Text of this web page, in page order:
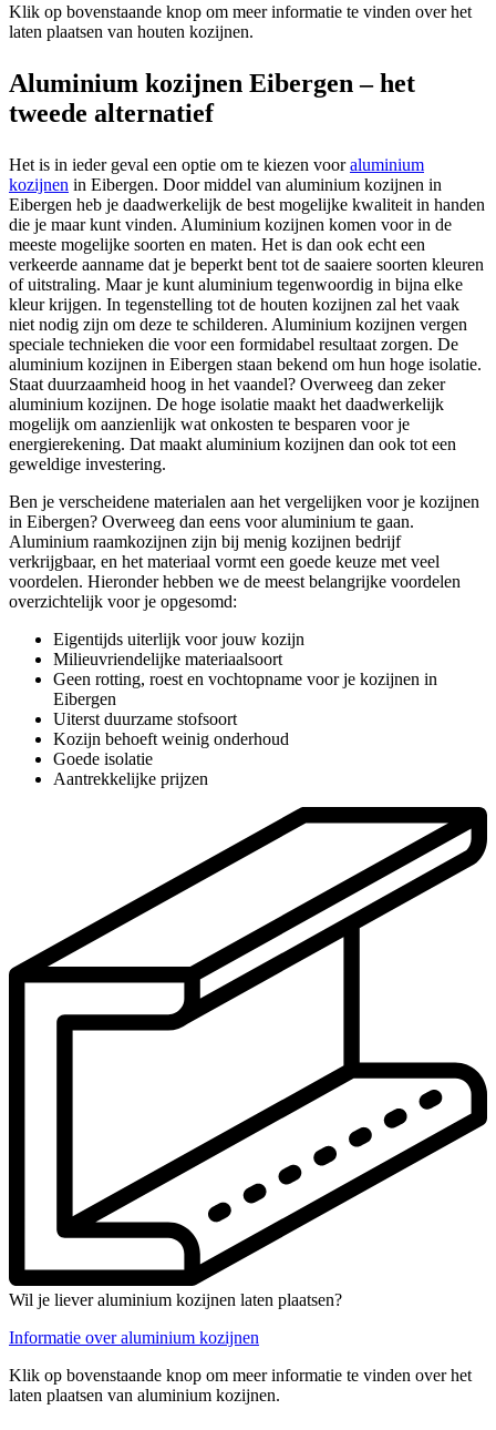
Klik op bovenstaande knop om meer informatie te vinden over het
laten plaatsen van houten kozijnen.
Aluminium kozijnen Eibergen – het
tweede alternatief
Het is in ieder geval een optie om te kiezen vooraluminium
kozijnen in Eibergen. Door middel van aluminium kozijnen in
Eibergen heb je daadwerkelijk de best mogelijke kwaliteit in handen
die je maar kunt vinden. Aluminium kozijnen komen voor in de
meeste mogelijke soorten en maten. Het is dan ook echt een
verkeerde aanname dat je beperkt bent tot de saaiere soorten kleuren
of uitstraling. Maar je kunt aluminium tegenwoordig in bijna elke
kleur krijgen. In tegenstelling tot de houten kozijnen zal het vaak
niet nodig zijn om deze te schilderen. Aluminium kozijnen vergen
speciale technieken die voor een formidabel resultaat zorgen. De
aluminium kozijnen in Eibergen staan bekend om hun hoge isolatie.
Staat duurzaamheid hoog in het vaandel? Overweeg dan zeker
aluminium kozijnen. De hoge isolatie maakt het daadwerkelijk
mogelijk om aanzienlijk wat onkosten te besparen voor je
energierekening. Dat maakt aluminium kozijnen dan ook tot een
geweldige investering.
Ben je verscheidene materialen aan het vergelijken voor je kozijnen
in Eibergen? Overweeg dan eens voor aluminium te gaan.
Aluminium raamkozijnen zijn bij menig kozijnen bedrijf
verkrijgbaar, en het materiaal vormt een goede keuze met veel
voordelen. Hieronder hebben we de meest belangrijke voordelen
overzichtelijk voor je opgesomd:
Eigentijds uiterlijk voor jouw kozijn
Milieuvriendelijke materiaalsoort
Geen rotting, roest en vochtopname voor je kozijnen in
Eibergen
Uiterst duurzame stofsoort
Kozijn behoeft weinig onderhoud
Goede isolatie
Aantrekkelijke prijzen
Wil je liever aluminium kozijnen laten plaatsen?
Informatie over aluminium kozijnen
Klik op bovenstaande knop om meer informatie te vinden over het
laten plaatsen van aluminium kozijnen.